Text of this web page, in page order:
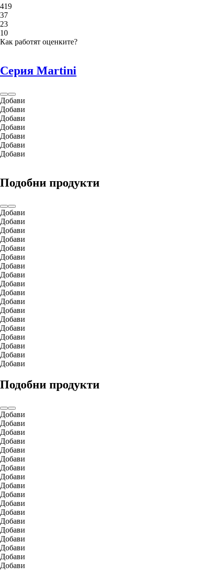
419
37
23
10
Как работят оценките?
Серия Martini
Добави
Добави
Добави
Добави
Добави
Добави
Добави
Подобни продукти
Добави
Добави
Добави
Добави
Добави
Добави
Добави
Добави
Добави
Добави
Добави
Добави
Добави
Добави
Добави
Добави
Добави
Добави
Подобни продукти
Добави
Добави
Добави
Добави
Добави
Добави
Добави
Добави
Добави
Добави
Добави
Добави
Добави
Добави
Добави
Добави
Добави
Добави